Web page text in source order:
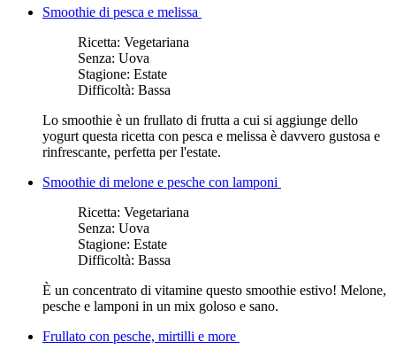
Smoothie di pesca e melissa
Ricetta: Vegetariana
Senza: Uova
Stagione: Estate
Difficoltà: Bassa
Lo smoothie è un frullato di frutta a cui si aggiunge dello
yogurt questa ricetta con pesca e melissa è davvero gustosa e
rinfrescante, perfetta per l'estate.
Smoothie di melone e pesche con lamponi
Ricetta: Vegetariana
Senza: Uova
Stagione: Estate
Difficoltà: Bassa
È un concentrato di vitamine questo smoothie estivo! Melone,
pesche e lamponi in un mix goloso e sano.
Frullato con pesche, mirtilli e more